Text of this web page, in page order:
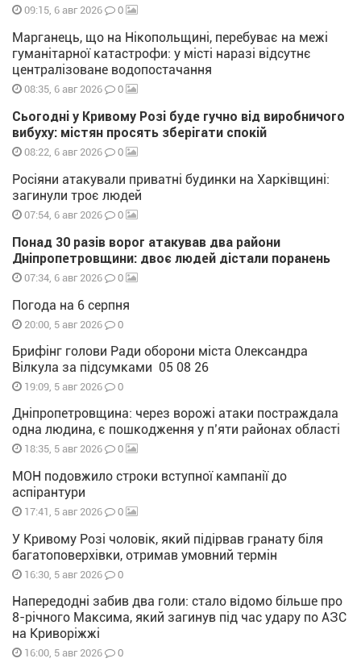
09:15, 6 авг 2026 0
Марганець, що на Нікопольщині, перебуває на межі
гуманітарної катастрофи: у місті наразі відсутнє
централізоване водопостачання
08:35, 6 авг 2026 0
Сьогодні у Кривому Розі буде гучно від виробничого
вибуху: містян просять зберігати спокій
08:22, 6 авг 2026 0
Росіяни атакували приватні будинки на Харківщині:
загинули троє людей
07:54, 6 авг 2026 0
Понад 30 разів ворог атакував два райони
Дніпропетровщини: двоє людей дістали поранень
07:34, 6 авг 2026 0
Погода на 6 серпня
20:00, 5 авг 2026 0
Брифінг голови Ради оборони міста Олександра
Вілкула за підсумками 05 08 26
19:09, 5 авг 2026 0
Дніпропетровщина: через ворожі атаки постраждала
одна людина, є пошкодження у п’яти районах області
18:35, 5 авг 2026 0
МОН подовжило строки вступної кампанії до
аспірантури
17:41, 5 авг 2026 0
У Кривому Розі чоловік, який підірвав гранату біля
багатоповерхівки, отримав умовний термін
16:30, 5 авг 2026 0
Напередодні забив два голи: стало відомо більше про
8-річного Максима, який загинув під час удару по АЗС
на Криворіжжі
16:00, 5 авг 2026 0